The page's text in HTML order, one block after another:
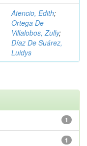
Atencio, Edith;
Ortega De
Villalobos, Zully;
Díaz De Suárez,
Luidys
1
1